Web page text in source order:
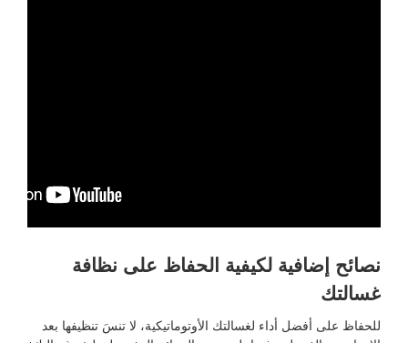
نصائح إضافية لكيفية الحفاظ على نظافة
غسالتك
للحفاظ على أفضل أداء لغسالتك الأوتوماتيكية، لا تنسَ تنظيفها بعد